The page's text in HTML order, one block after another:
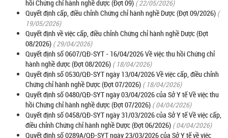
hồi Chứng chỉ hành nghề dược (Đợt 09) ( 22/05/2026)
Quyết định cấp, điều chỉnh Chứng chỉ hành nghề Dược (Đợt 09/2026) (
19/05/2026)
Quyết định về việc cấp, điều chỉnh Chứng chỉ hành nghề Dược (Đợt
08/2026) ( 29/04/2026)
Quyết định số 0607/QĐ-SYT - 16/04/2026 Về việc thu hồi Chứng chỉ
hành nghề dược (Đợt 08/2026) ( 18/04/2026)
Quyết định số 0530/QĐ-SYT ngày 13/04/2026 Về việc cấp, điều chỉnh
Chứng chỉ hành nghề Dược (Đợt 07/2026) ( 18/04/2026)
Quyết định số 0480/QĐ-SYT ngày 03/04/2026 của Sở Y tế Về việc thu
hồi Chứng chỉ hành nghề dược (Đợt 07/2026) ( 04/04/2026)
Quyết định số 0458/QĐ-SYT ngày 31/03/2026 của Sở Y tế Về việc cấp,
điều chỉnh Chứng chỉ hành nghề Dược (Đợt 06/2026) ( 04/04/2026)
Quyết định số 0289A/QĐ-SYT ngày 23/03/2026 của Sở Y tế về việc